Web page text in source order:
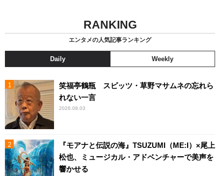
RANKING
エンタメの人気記事ランキング
Daily Weekly
笑福亭鶴瓶 スピッツ・草野マサムネの忘れら
れない一言
2026.08.03
『モアナと伝説の海』TSUZUMI（ME:I）×尾上
松也、ミュージカル・アドベンチャーで美声を
響かせる